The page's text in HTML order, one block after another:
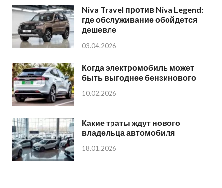
Niva Travel против Niva Legend:
где обслуживание обойдется
дешевле
03.04.2026
Когда электромобиль может
быть выгоднее бензинового
10.02.2026
Какие траты ждут нового
владельца автомобиля
18.01.2026